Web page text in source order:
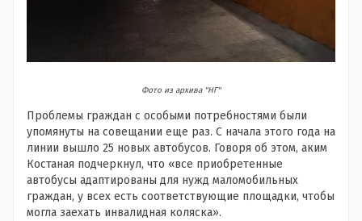
Фото из архива "НГ"
Проблемы граждан с особыми потребностями были
упомянуты на совещании еще раз. С начала этого года на
линии вышло 25 новых автобусов. Говоря об этом, аким
Костаная подчеркнул, что «все приобретенные
автобусы адаптированы для нужд маломобильных
граждан, у всех есть соответствующие площадки, чтобы
могла заехать инвалидная коляска».